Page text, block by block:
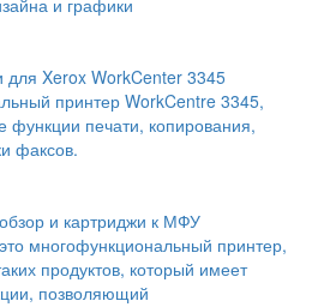
и графики
Xerox WorkCenter 3345
принтер WorkCentre 3345,
функции печати, копирования,
факсов.
и картриджи к МФУ
многофункциональный принтер,
продуктов, который имеет
позволяющий